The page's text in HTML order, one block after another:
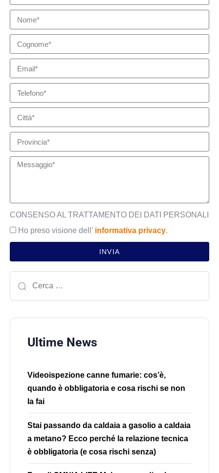
CONSENSO AL TRATTAMENTO DEI DATI PERSONALI
Ho preso visione dell’ informativa privacy.
INVIA
Ultime News
Videoispezione canne fumarie: cos’è,
quando è obbligatoria e cosa rischi se non
la fai
Stai passando da caldaia a gasolio a caldaia
a metano? Ecco perché la relazione tecnica
è obbligatoria (e cosa rischi senza)